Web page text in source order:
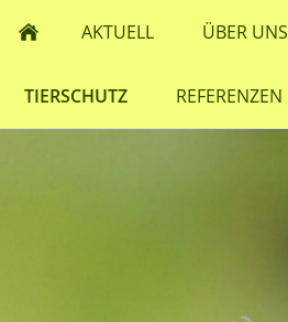
AKTUELL ÜBER UNS
TIERSCHUTZ REFERENZEN